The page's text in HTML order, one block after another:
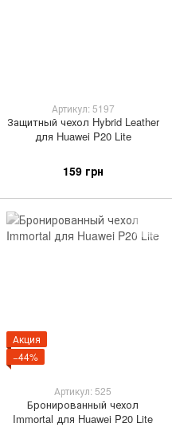
Артикул: 5197
Защитный чехол Hybrid Leather
для Huawei P20 Lite
159 грн
Акция
−44%
Артикул: 525
Бронированный чехол
Immortal для Huawei P20 Lite